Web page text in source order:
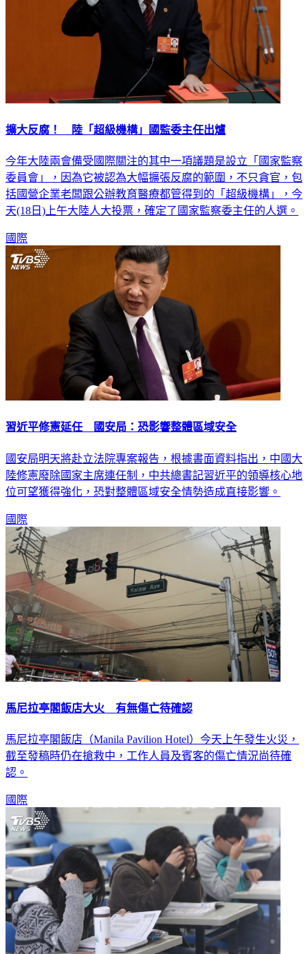
擴大反腐！ 陸「超級機構」國監委主任出爐
今年大陸兩會備受國際關注的其中一項議題是設立「國家監察
委員會」，因為它被認為大幅擴張反腐的範圍，不只貪官，包
括國營企業老闆跟公辦教育醫療都管得到的「超級機構」，今
天(18日)上午大陸人大投票，確定了國家監察委主任的人選。
國際
習近平修憲延任 國安局：恐影響整體區域安全
國安局明天將赴立法院專案報告，根據書面資料指出，中國大
陸修憲廢除國家主席連任制，中共總書記習近平的領導核心地
位可望獲得強化，恐對整體區域安全情勢造成直接影響。
國際
馬尼拉亭閣飯店大火 有無傷亡待確認
馬尼拉亭閣飯店（Manila Pavilion Hotel）今天上午發生火災，
截至發稿時仍在搶救中，工作人員及賓客的傷亡情況尚待確
認。
國際